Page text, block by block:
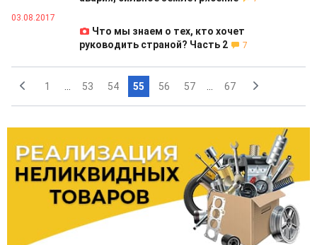
03.08.2017
Что мы знаем о тех, кто хочет
руководить страной? Часть 2
7
1 53 54 55 56 57 67